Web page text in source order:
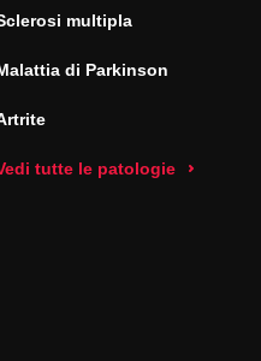
multipla
di Parkinson
tutte le patologie